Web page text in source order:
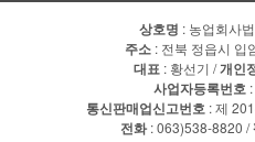
상호명 : 농업회사
주소 : 전북 정읍시 입
대표 : 황선기 /개인
사업자등록번호
통신판매업신고번호 : 제
전화: 063)538-8820 /